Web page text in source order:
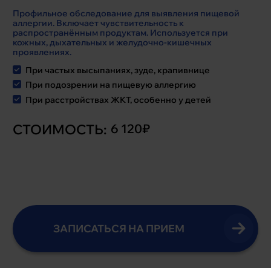
Профильное обследование для выявления пищевой
аллергии. Включает чувствительность к
распространённым продуктам. Используется при
кожных, дыхательных и желудочно-кишечных
проявлениях.
При частых высыпаниях, зуде, крапивнице
При подозрении на пищевую аллергию
При расстройствах ЖКТ, особенно у детей
СТОИМОСТЬ: 6 120₽
ЗАПИСАТЬСЯ НА ПРИЕМ